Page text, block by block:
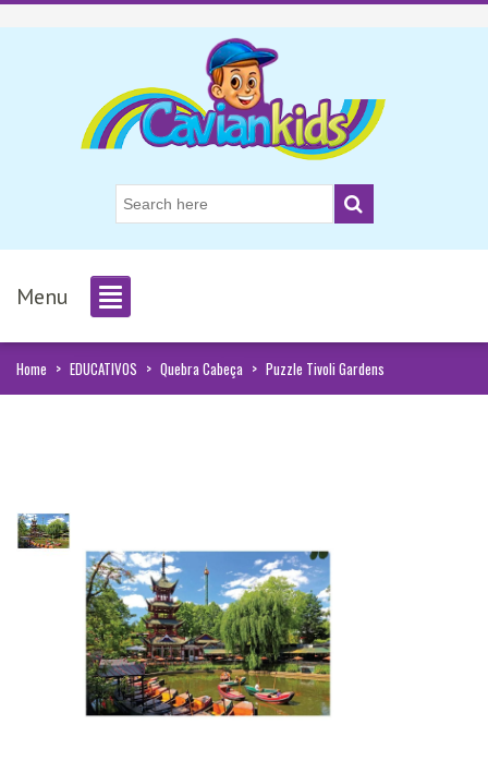
Menu
Home > EDUCATIVOS > Quebra Cabeça > Puzzle Tivoli Gardens